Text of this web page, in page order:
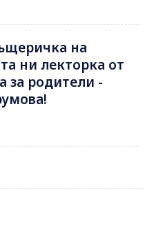
на
ни лекторка от
за родители -